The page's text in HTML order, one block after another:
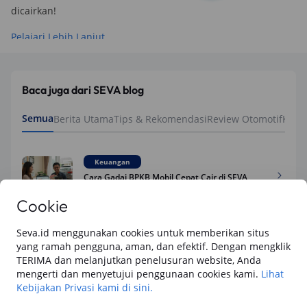
Cookie
Seva.id menggunakan cookies untuk memberikan situs
yang ramah pengguna, aman, dan efektif. Dengan mengklik
TERIMA dan melanjutkan penelusuran website, Anda
mengerti dan menyetujui penggunaan cookies kami. Lihat
Kebijakan Privasi kami di sini.
dicairkan!
Pelajari Lebih Lanjut
Baca juga dari SEVA blog
SemuaBerita UtamaTips & RekomendasiReview Otomotif
Keuangan
Cara Gadai BPKB Mobil Cepat Cair di SEVA
Keuangan
15 Cara Pengajuan Jaminan BPKB Mobil di
SEVA: Dana Tunai Cair Cepat, Aman dan
Praktis